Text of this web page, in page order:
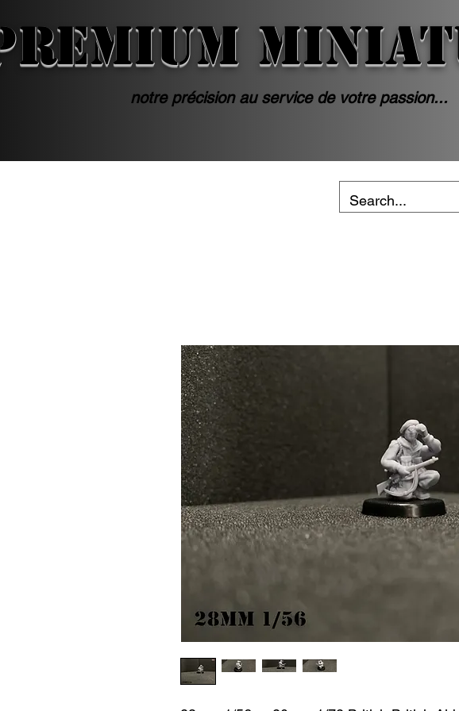
notre précision au service de votre passion...